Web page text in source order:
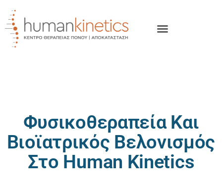
Φυσικοθεραπεία Και
Βιοϊατρικός Βελονισμός
Στο Human Kinetics